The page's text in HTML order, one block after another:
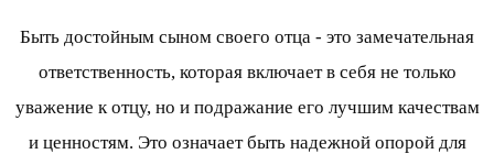
Быть достойным сыном своего отца - это замечательная
ответственность, которая включает в себя не только
уважение к отцу, но и подражание его лучшим качествам
и ценностям. Это означает быть надежной опорой для